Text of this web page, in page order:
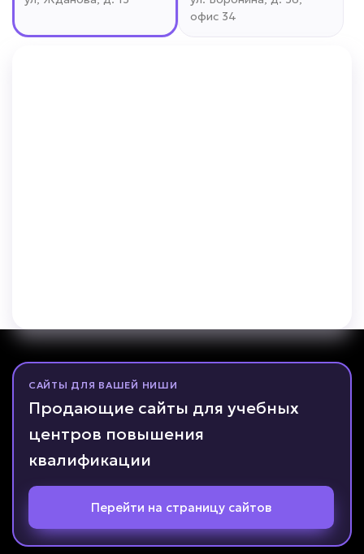
офис 34
САЙТЫ ДЛЯ ВАШЕЙ НИШИ
Продающие сайты для учебных
центров повышения
квалификации
Перейти на страницу сайтов